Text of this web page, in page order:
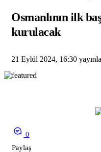
Osmanlının ilk
kurulacak
21 Eylül 2024, 16:30
0
Paylaş